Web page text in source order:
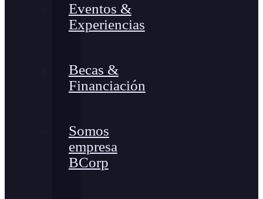
Eventos &
Experiencias
Becas &
Financiación
Somos
empresa
BCorp